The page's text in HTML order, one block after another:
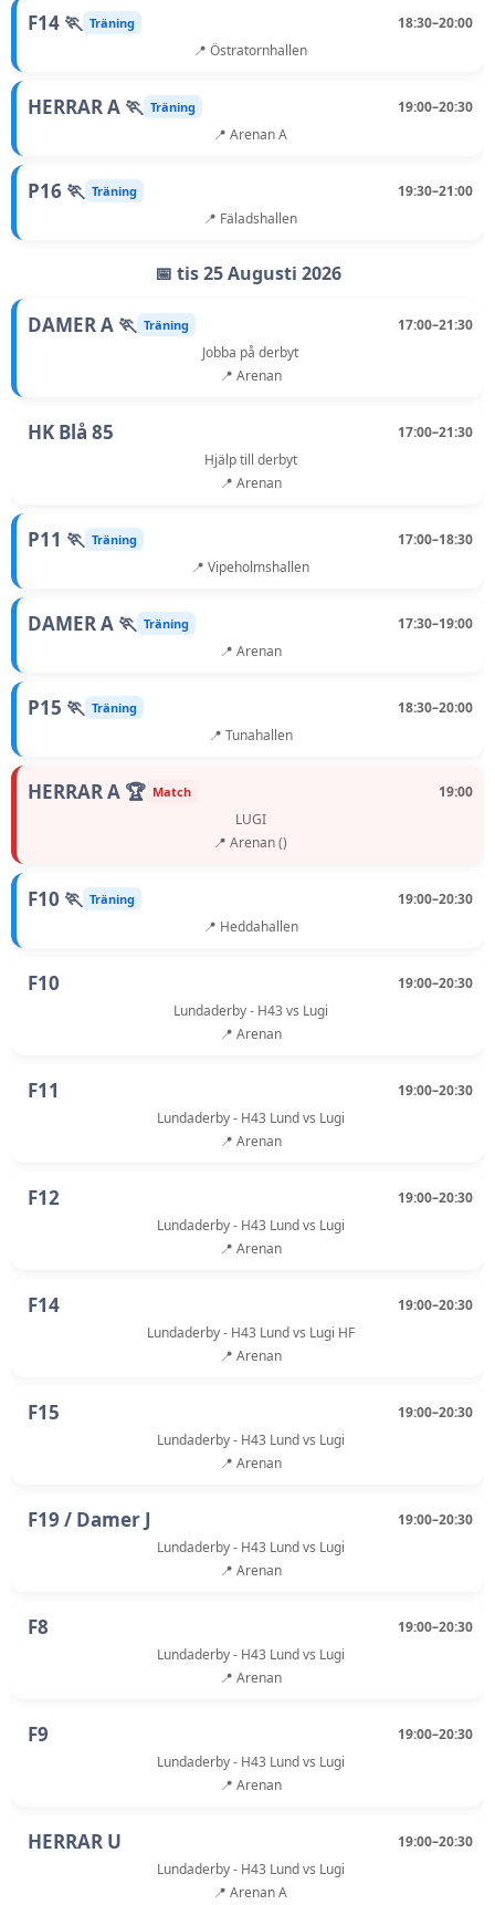
F14 🏃 Träning
18:30–20:00
📍 Östratornhallen
HERRAR A 🏃 Träning
19:00–20:30
📍 Arenan A
P16 🏃 Träning
19:30–21:00
📍 Fäladshallen
📅 tis 25 Augusti 2026
DAMER A 🏃 Träning
17:00–21:30
Jobba på derbyt
📍 Arenan
HK Blå 85
17:00–21:30
Hjälp till derbyt
📍 Arenan
P11 🏃 Träning
17:00–18:30
📍 Vipeholmshallen
DAMER A 🏃 Träning
17:30–19:00
📍 Arenan
P15 🏃 Träning
18:30–20:00
📍 Tunahallen
HERRAR A 🏆 Match
19:00
LUGI
📍 Arenan ()
F10 🏃 Träning
19:00–20:30
📍 Heddahallen
F10
19:00–20:30
Lundaderby - H43 vs Lugi
📍 Arenan
F11
19:00–20:30
Lundaderby - H43 Lund vs Lugi
📍 Arenan
F12
19:00–20:30
Lundaderby - H43 Lund vs Lugi
📍 Arenan
F14
19:00–20:30
Lundaderby - H43 Lund vs Lugi HF
📍 Arenan
F15
19:00–20:30
Lundaderby - H43 Lund vs Lugi
📍 Arenan
F19 / Damer J
19:00–20:30
Lundaderby - H43 Lund vs Lugi
📍 Arenan
F8
19:00–20:30
Lundaderby - H43 Lund vs Lugi
📍 Arenan
F9
19:00–20:30
Lundaderby - H43 Lund vs Lugi
📍 Arenan
HERRAR U
19:00–20:30
Lundaderby - H43 Lund vs Lugi
📍 Arenan A